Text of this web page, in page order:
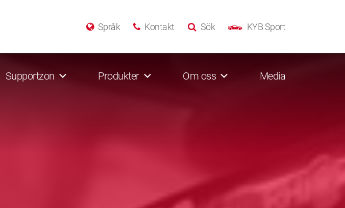
KYB Sport
Sök
Kontakt
Språk
Supportzon Produkter Om oss Media